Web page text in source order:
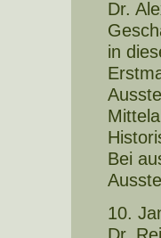
Dr.
in
Bei
10.